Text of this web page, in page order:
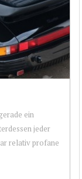
ein
jeder
relativ profane